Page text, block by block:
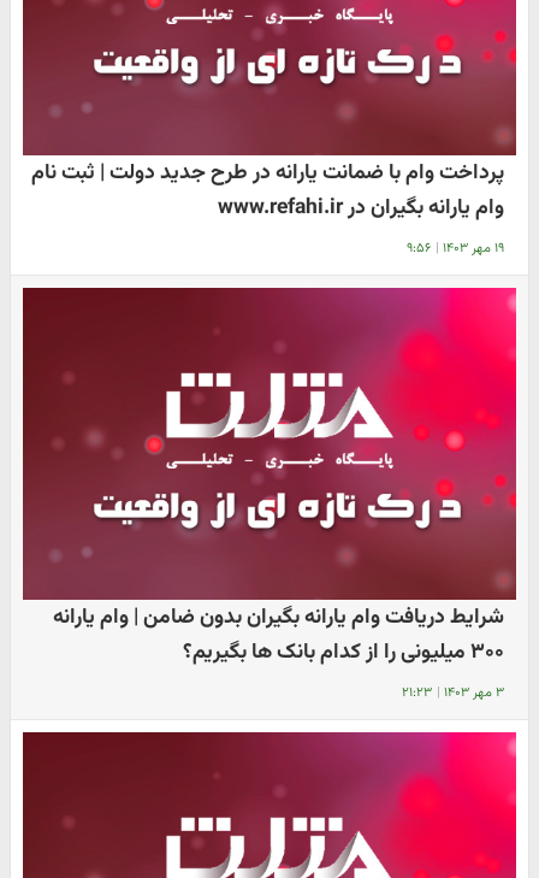
پرداخت وام با ضمانت یارانه در طرح جدید دولت | ثبت نام
وام یارانه بگیران در www.refahi.ir
۱۹ مهر ۱۴۰۳ | ۹:۵۶
شرایط دریافت وام یارانه بگیران بدون ضامن | وام یارانه
۳۰۰ میلیونی را از کدام بانک ها بگیریم؟
۳ مهر ۱۴۰۳ | ۲۱:۲۳